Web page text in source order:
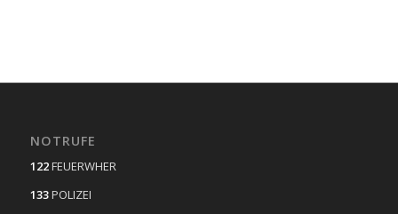
NOTRUFE
122FEUERWHER
133POLIZEI